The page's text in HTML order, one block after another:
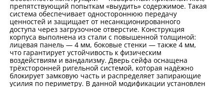
препятствующий попыткам «выудить» содержимое. Такая
система обеспечивает одностороннюю передачу
ценностей и защищает от несанкционированного
доступа через загрузочное отверстие. Конструкция
корпуса выполнена из стали с повышенной толщиной:
лицевая панель — 4 мм, боковые стенки — также 4 мм,
что гарантирует устойчивость к физическим
воздействиям и вандализму. Дверь сейфа оснащена
трёхсторонней ригельной системой, которая надёжно
блокирует замковую часть и распределяет запирающие
усилия по периметру. В данной модификации установлен